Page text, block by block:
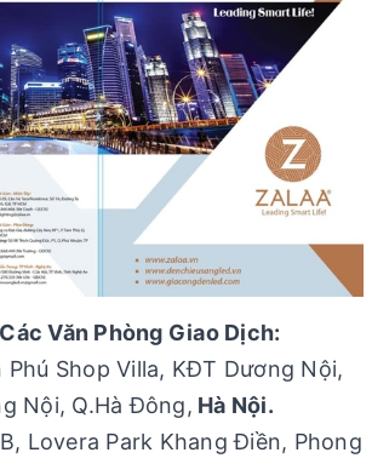
Văn Phòng Giao Dịch:
Phú Shop Villa, KĐT Dương Nội,
Nội, Q.Hà Đông, Hà Nội.
Lovera Park Khang Điền, Phong